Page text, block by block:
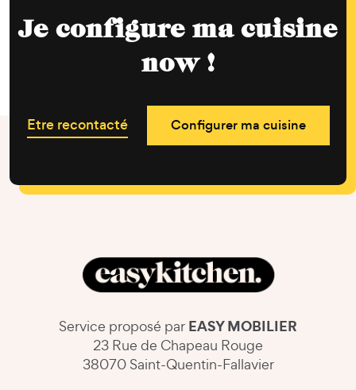
Je configure ma cuisine
now !
Etre recontacté Configurer ma cuisine
Service proposé par EASY MOBILIER
23 Rue de Chapeau Rouge
38070 Saint-Quentin-Fallavier